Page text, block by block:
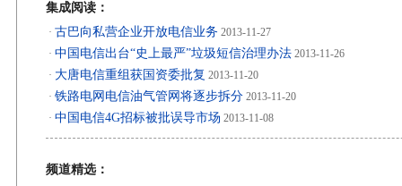
集成阅读：
· 古巴向私营企业开放电信业务 2013-11-27
· 中国电信出台“史上最严”垃圾短信治理办法 2013-11-26
· 大唐电信重组获国资委批复 2013-11-20
· 铁路电网电信油气管网将逐步拆分 2013-11-20
· 中国电信4G招标被批误导市场 2013-11-08
频道精选：